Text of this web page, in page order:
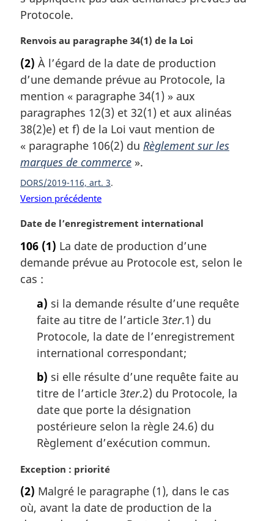
m
r
i
n
a
e
:
Protocole.
N
t
e
m
a
r
g
i
n
l
e
Renvois au paragraphe 34(1) de la Loi
(2) À l’égard de la date de production
d’une demande prévue au Protocole, la
mention « paragraphe 34(1) » aux
paragraphes 12(3) et 32(1) et aux alinéas
38(2)e) et f) de la Loi vaut mention de
« paragraphe 106(2) du Règlement sur les
marques de commerce ».
DORS/2019-116, art. 3
Version précédente
N
t
e
m
Date de l’enregistrement international
106 (1) La date de production d’une
demande prévue au Protocole est, selon le
cas :
a) si la demande résulte d’une requête
faite au titre de l’article 3ter.1) du
Protocole, la date de l’enregistrement
international correspondant;
b) si elle résulte d’une requête faite au
titre de l’article 3ter.2) du Protocole, la
date que porte la désignation
postérieure selon la règle 24.6) du
Règlement d’exécution commun.
N
t
e
Exception : priorité
(2) Malgré le paragraphe (1), dans le cas
où, avant la date de production de la